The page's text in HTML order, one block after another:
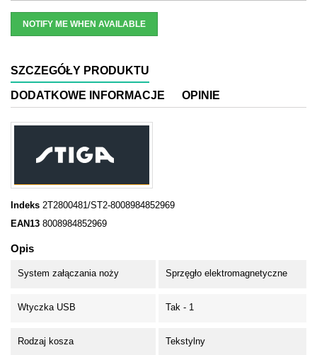
NOTIFY ME WHEN AVAILABLE
SZCZEGÓŁY PRODUKTU
DODATKOWE INFORMACJE OPINIE
Indeks 2T2800481/ST2-8008984852969
EAN13 8008984852969
Opis
System załączania noży Sprzęgło elektromagnetyczne
Wtyczka USB Tak - 1
Rodzaj kosza Tekstylny